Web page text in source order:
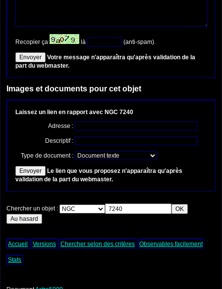
Recopier ça là (anti-spam).
Votre message n'apparaîtra qu'après validation de la
part du webmaster.
Images et documents pour cet objet
Laissez un lien en rapport avec NGC 7240
Adresse :
Descriptif :
Type de document :
Le lien que vous proposez n'apparaîtra qu'après
validation de la part du webmaster.
Chercher un objet :
Accueil Versions Chercher selon des critères Observables facilement
Stats